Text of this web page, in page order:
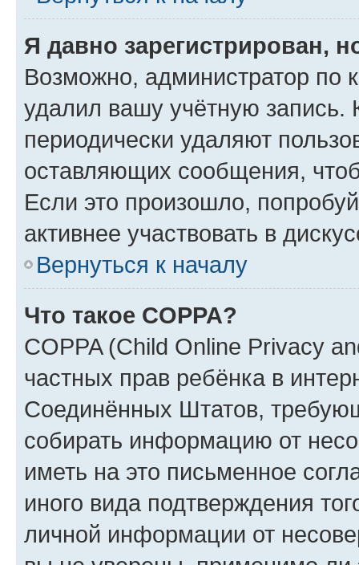
Я давно зарегистрирован,
Возможно, администратор по
удалил вашу учётную запись.
периодически удаляют
оставляющих сообщения,
Если это произошло,
активнее участвовать в
Вернуться к началу
Что такое COPPA?
COPPA (Child Online Privacy
частных прав ребёнка в
Соединённых Штатов,
собирать информацию от
иметь на это письменное
иного вида подтверждения
личной информации от